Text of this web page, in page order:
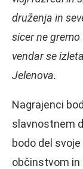
druženja in
sicer ne gremo
vendar se
Jelenova.
Nagrajenci
slavnostnem
bodo del
občinstvom in